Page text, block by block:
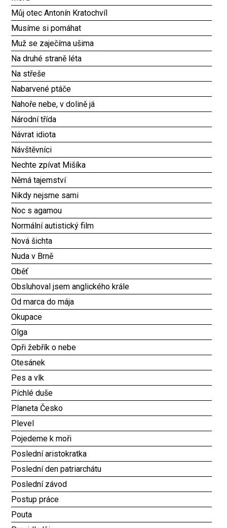
Můj otec Antonín Kratochvíl
Musíme si pomáhat
Muž se zaječíma ušima
Na druhé straně léta
Na střeše
Nabarvené ptáče
Nahoře nebe, v dolině já
Národní třída
Návrat idiota
Návštěvníci
Nechte zpívat Mišíka
Němá tajemství
Nikdy nejsme sami
Noc s agamou
Normální autistický film
Nová šichta
Nuda v Brně
Oběť
Obsluhoval jsem anglického krále
Od marca do mája
Okupace
Olga
Opři žebřík o nebe
Otesánek
Pes a vlk
Píchlé duše
Planeta Česko
Plevel
Pojedeme k moři
Poslední aristokratka
Poslední den patriarchátu
Poslední závod
Postup práce
Pouta